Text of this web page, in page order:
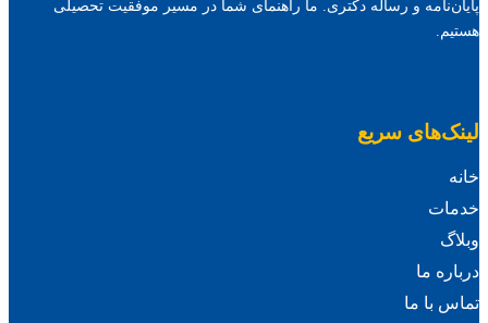
پایان‌نامه و رساله دکتری. ما راهنمای شما در مسیر موفقیت تحصیلی
هستیم.
لینک‌های سریع
خانه
خدمات
وبلاگ
درباره ما
تماس با ما